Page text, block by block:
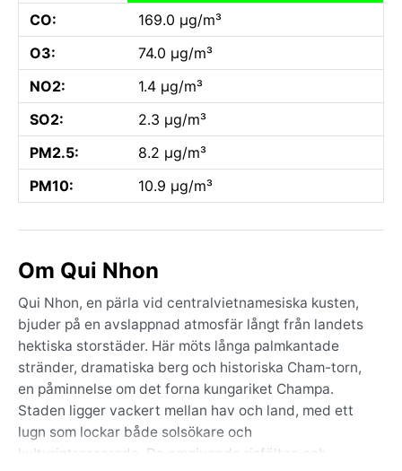
CO:
169.0 µg/m³
O3:
74.0 µg/m³
NO2:
1.4 µg/m³
SO2:
2.3 µg/m³
PM2.5:
8.2 µg/m³
PM10:
10.9 µg/m³
Om Qui Nhon
Qui Nhon, en pärla vid centralvietnamesiska kusten,
bjuder på en avslappnad atmosfär långt från landets
hektiska storstäder. Här möts långa palmkantade
stränder, dramatiska berg och historiska Cham-torn,
en påminnelse om det forna kungariket Champa.
Staden ligger vackert mellan hav och land, med ett
lugn som lockar både solsökare och
kulturintresserade. De omgivande risfälten och